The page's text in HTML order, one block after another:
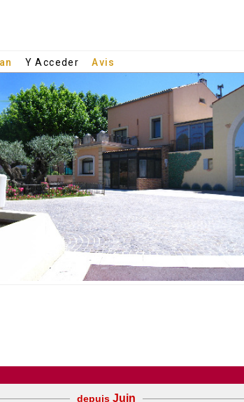
Y Acceder Avis
depuis Juin